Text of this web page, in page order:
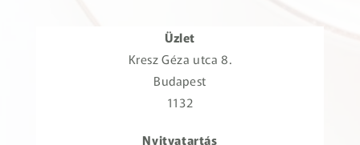
Üzlet
Kresz Géza utca 8.
Budapest
1132
Nyitvatartás